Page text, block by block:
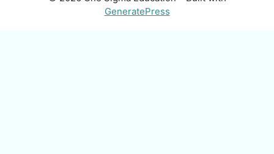
GeneratePress